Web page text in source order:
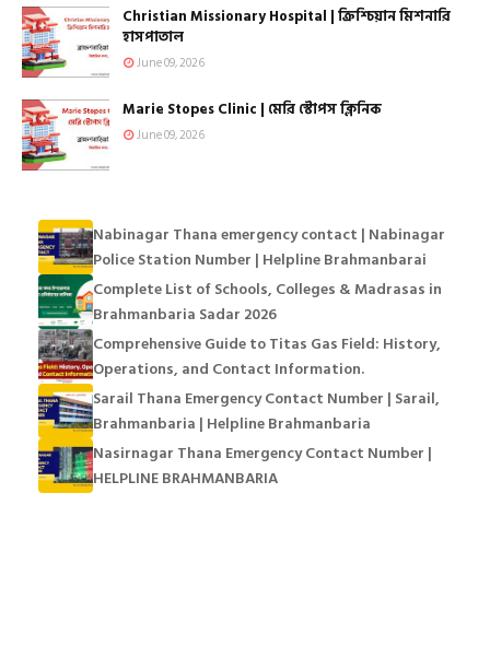
Christian Missionary Hospital | ক্রিশ্চিয়ান মিশনারি
হাসপাতাল
June 09, 2026
Marie Stopes Clinic | মেরি স্টোপস ক্লিনিক
June 09, 2026
Nabinagar Thana emergency contact | Nabinagar
Police Station Number | Helpline Brahmanbarai
Complete List of Schools, Colleges & Madrasas in
Brahmanbaria Sadar 2026
Comprehensive Guide to Titas Gas Field: History,
Operations, and Contact Information.
Sarail Thana Emergency Contact Number | Sarail,
Brahmanbaria | Helpline Brahmanbaria
Nasirnagar Thana Emergency Contact Number |
HELPLINE BRAHMANBARIA